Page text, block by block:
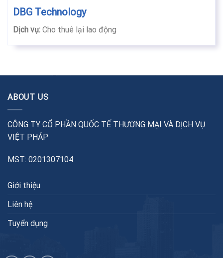
DBG Technology
Dịch vụ: Cho thuê lại lao động
ABOUT US
CÔNG TY CỔ PHẦN QUỐC TẾ THƯƠNG MẠI VÀ DỊCH VỤ
VIỆT PHÁP
MST: 0201307104
Giới thiệu
Liên hệ
Tuyển dụng